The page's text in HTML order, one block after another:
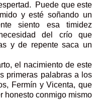
Puede que este
y esté soñando un
siento esa timidez
del crío que
y de repente saca un
el nacimiento de este
primeras palabras a los
Fermín y Vicenta, que
honesto conmigo mismo